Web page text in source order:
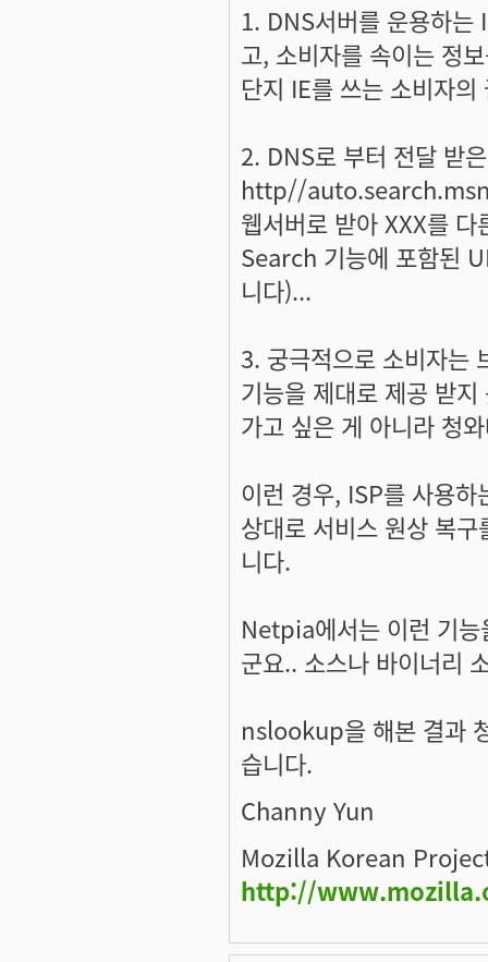
1. DNS서버를 운용하는
고, 소비자를 속이는 정
단지 IE를 쓰는 소비자
2. DNS로 부터 전달 받
http//
웹서버로 받아 XXX를
Search 기능에 포함된
니다)...
3. 궁극적으로 소비자는
기능을 제대로 제공 받
가고 싶은 게 아니라 청
이런 경우, ISP를 사용
상대로 서비스 원상 복
니다.
Netpia에서는 이런 기
군요.. 소스나 바이너리
nslookup을 해본 결과
습니다.
Channy Yun
Mozilla Korean
http://